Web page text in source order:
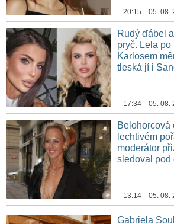
20:15 05. 08.
Rudý ďábel
pryč. Lela po
Karlosem
tleská jí i
17:34 05. 08.
Belohorcová
lechtivém
moderátor
sledoval pod
13:14 05. 08.
Gabriela